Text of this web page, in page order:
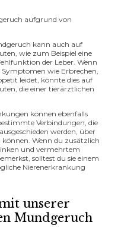
aufgrund von
kann auch auf
wie zum Beispiel eine
der Leber. Wenn
wie Erbrechen,
leidet, könnte dies auf
die einer tierärztlichen
können ebenfalls
Verbindungen, die
werden, über
können. Wenn du zusätzlich
und vermehrtem
solltest du sie einem
Nierenerkrankung
unserer
Mundgeruch